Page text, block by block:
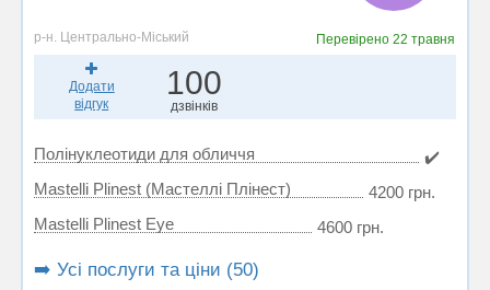
р-н. Центрально-Міський Перевірено22 травня
Додати
відгук
100
дзвінків
Полінуклеотиди для обличчя
✔️
Mastelli Plinest (Мастеллі Плінест)
4200 грн.
Mastelli Plinest Eye
4600 грн.
➡️ Усі послуги та ціни (50)